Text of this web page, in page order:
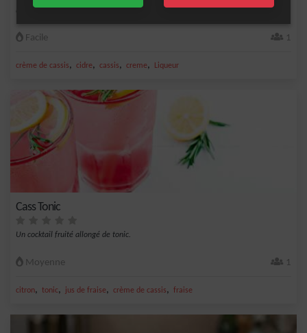
Le célèbre Kir breton très apprécié et si élégant.
Facile 1
crème de cassis, cidre, cassis, creme, Liqueur
Cass Tonic
Un cocktail fruité allongé de tonic.
Moyenne 1
citron, tonic, jus de fraise, crème de cassis, fraise